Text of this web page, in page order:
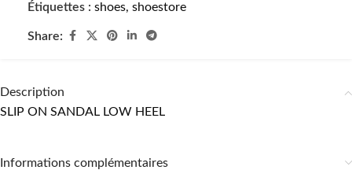
Étiquettes : shoes, shoestore
Share:
Description
SLIP ON SANDAL LOW HEEL
Informations complémentaires